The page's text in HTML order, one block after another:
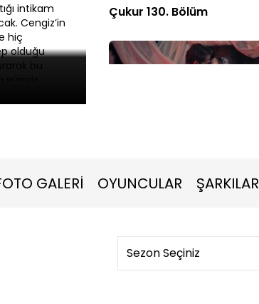
intikam
Cengiz’in
hiç
olduğu
bu
sürmeyecek.
Çukur 130. Bölüm
GALERİ OYUNCULAR ŞARKILAR